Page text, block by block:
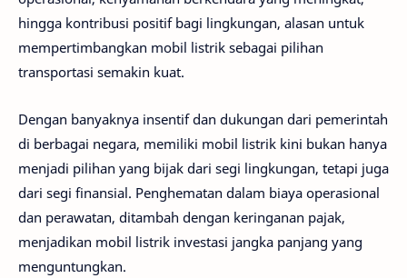
hingga kontribusi positif bagi lingkungan, alasan untuk
mempertimbangkan mobil listrik sebagai pilihan
transportasi semakin kuat.
Dengan banyaknya insentif dan dukungan dari pemerintah
di berbagai negara, memiliki mobil listrik kini bukan hanya
menjadi pilihan yang bijak dari segi lingkungan, tetapi juga
dari segi finansial. Penghematan dalam biaya operasional
dan perawatan, ditambah dengan keringanan pajak,
menjadikan mobil listrik investasi jangka panjang yang
menguntungkan.